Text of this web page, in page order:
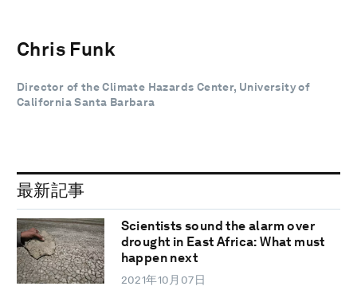
Chris Funk
Director of the Climate Hazards Center, University of
California Santa Barbara
最新記事
Scientists sound the alarm over
drought in East Africa: What must
happen next
2021年10月07日